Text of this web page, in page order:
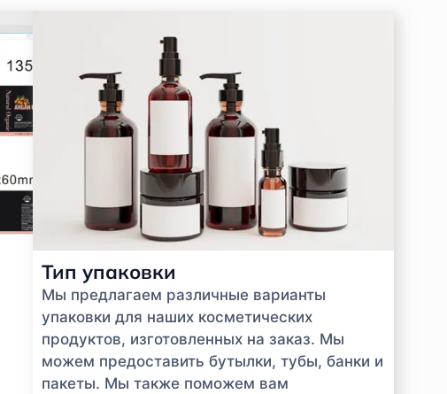
Тип упаковки
Мы предлагаем различные варианты
упаковки для наших косметических
продуктов, изготовленных на заказ. Мы
можем предоставить бутылки, тубы, банки и
пакеты. Мы также поможем вам